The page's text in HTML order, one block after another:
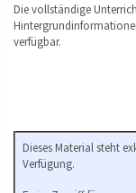
Die vollständige
verfügbar.
Dieses Material steht
Verfügung.